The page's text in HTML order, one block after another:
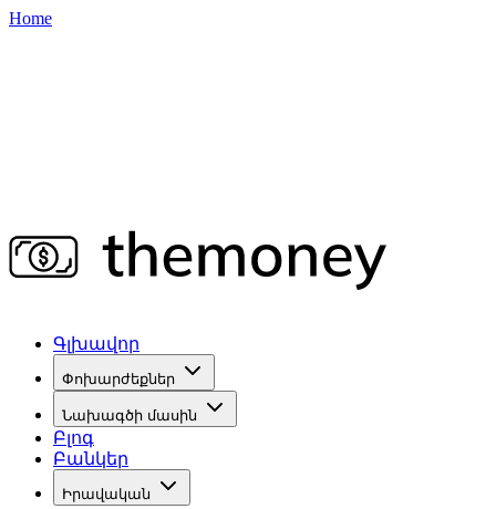
Home
Գլխավոր
Փոխարժեքներ
Նախագծի մասին
Բլոգ
Բանկեր
Իրավական